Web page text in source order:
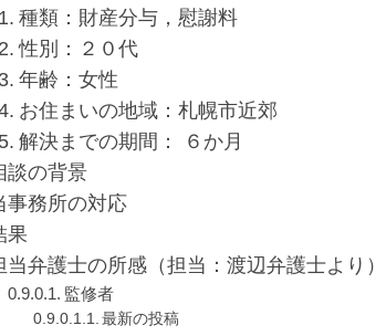
種類：財産分与，慰謝料
性別：２０代
年齢：女性
お住まいの地域：札幌市近郊
解決までの期間： ６か月
談の背景
事務所の対応
果
当弁護士の所感（担当：渡辺弁護士より）
監修者
最新の投稿